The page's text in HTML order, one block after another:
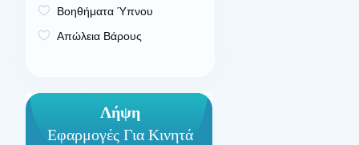
Βοηθήματα Ύπνου
Απώλεια Βάρους
Λήψη
Εφαρμογές Για Κινητά